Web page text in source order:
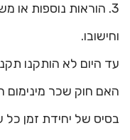
3. הוראות נוספות או
וחישובו.
האם חוק שכר
בסיס של יחידת זמן כל